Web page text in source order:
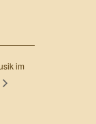
im